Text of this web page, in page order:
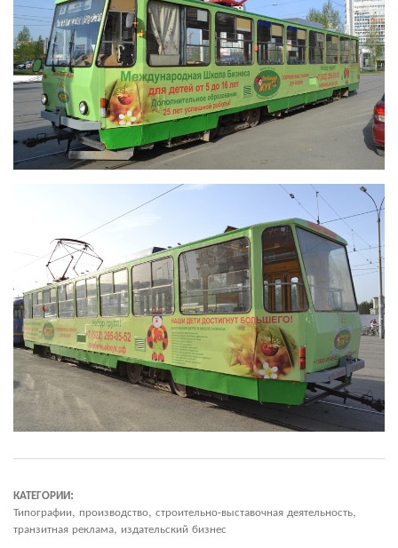
КАТЕГОРИИ:
Типографии, производство, строительно-выставочная деятельность,
транзитная реклама, издательский бизнес